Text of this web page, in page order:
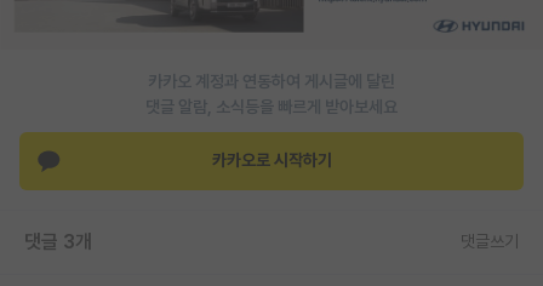
유학교육
반도체 아카데미
카카오 계정과 연동하여 게시글에 달린
댓글 알람, 소식등을 빠르게 받아보세요
카카오로 시작하기
댓글 3개 댓글쓰기